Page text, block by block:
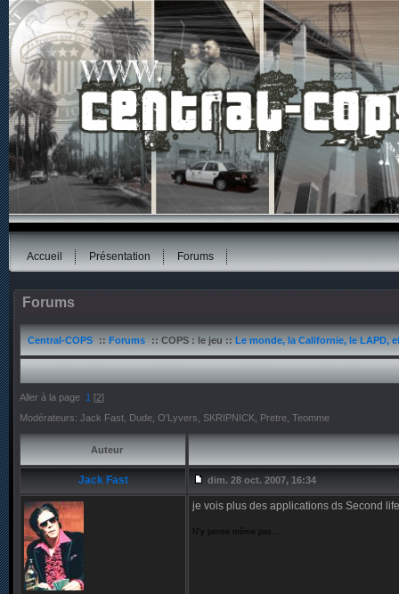
Accueil Présentation Forums
Forums
Central-COPS :: Forums :: COPS : le jeu :: Le monde, la Californie, le LAPD,
Aller à la page 1 [2]
Modérateurs: Jack Fast, Dude, O'Lyvers, SKRIPNICK, Pretre, Teomme
Auteur
Jack Fast dim. 28 oct. 2007, 16:34
je vois plus des applications ds Second
N'y pense même pas...